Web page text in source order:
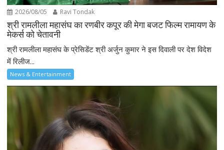
2026/08/05 Ravi Tondak
श्री रामलीला महासंघ का रणबीर कपूर की मेगा बजट फिल्म रामायण के
मेकर्स को चेतावनी
श्री रामलीला महासंघ के प्रेसिडेंट श्री अर्जुन कुमार ने इस दिवाली पर देश विदेश
में रिलीज...
News & Entertainment